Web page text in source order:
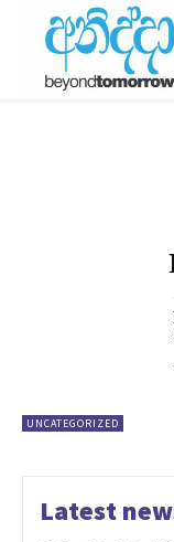
UNCATEGORIZED
Latest